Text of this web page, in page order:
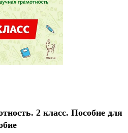
2 класс. Пособие для